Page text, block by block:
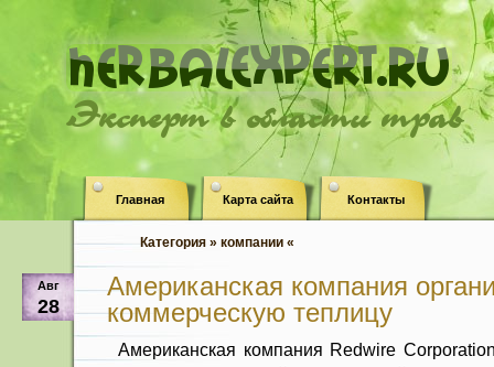
Эксперт в области трав
Главная Карта сайта Контакты
Категория » компании «
Авг
28
Американская компания
коммерческую теплицу
Американская компания Redwire